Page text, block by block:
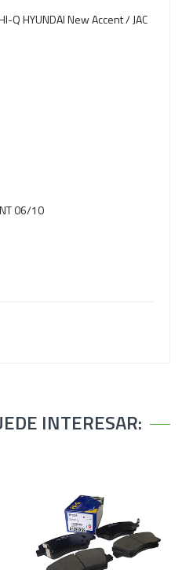
Q HYUNDAI New Accent / JAC
06/10
INTERESAR: